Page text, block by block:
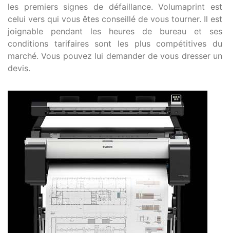
les premiers signes de défaillance. Volumaprint est
celui vers qui vous êtes conseillé de vous tourner. Il est
joignable pendant les heures de bureau et ses
conditions tarifaires sont les plus compétitives du
marché. Vous pouvez lui demander de vous dresser un
devis.